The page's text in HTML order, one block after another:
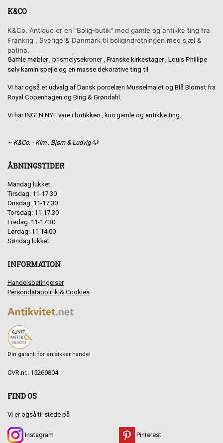
K&CO
K&Co. Antique er en "Bolig-butik" med gamle og antikke ting fra
Frankrig , Sverige & Danmark til boligindretningen med sjæl &
patina.
Gamle møbler , prismelysekroner , Franske kirkestager , Louis Phillipe
sølv kamin spejle og en masse dekorative ting til.
Vi har også et udvalg af Dansk porcelæn Musselmalet og Blå Blomst fra
Royal Copenhagen og Bing & Grøndahl.
Vi har INGEN NYE vare i butikken , kun gamle og antikke ting.
~ K&Co. - Kim , Bjørn & Ludvig 🐶
ÅBNINGSTIDER
Mandag lukket
Tirsdag: 11-17.30
Onsdag: 11-17.30
Torsdag: 11-17.30
Fredag: 11-17.30
Lørdag: 11-14.00
Søndag lukket
INFORMATION
Handelsbetingelser
Persondatapolitik & Cookies
Din garanti for en sikker handel
CVR.nr.: 15269804
FIND OS
Vi er også til stede på
Instagram Pinterest